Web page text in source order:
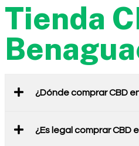
Tienda
¿Dónde comprar CBD
¿Es legal comprar CBD